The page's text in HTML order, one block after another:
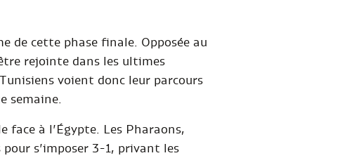
de cette phase finale. Opposée au
rejointe dans les ultimes
voient donc leur parcours
semaine.
face à l’Égypte. Les Pharaons,
s’imposer 3-1, privant les